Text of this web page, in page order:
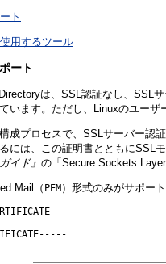
ト
用するツール
ート
は、SSL認証なし、SSL
います。ただし、Linuxのユー
成プロセスで、SSLサーバー認
には、この証明書とともにSSL
イド』 の「Secure Sockets
d Mail（ PEM ）形式のみがサポー
.